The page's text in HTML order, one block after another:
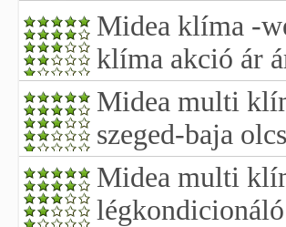
Midea klíma -
klíma akció ár
Midea multi
szeged-baja
Midea multi
légkondicionáló